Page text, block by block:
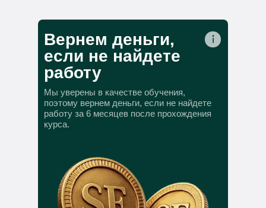
Вернем деньги,
если не найдете
работу
Мы уверены в качестве обучения,
поэтому вернем деньги, если не найдете
работу за 6 месяцев после прохождения
курса.